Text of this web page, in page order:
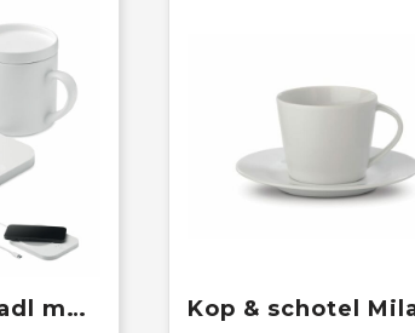
SIROTER - Draadl mokwarmer & oplader set